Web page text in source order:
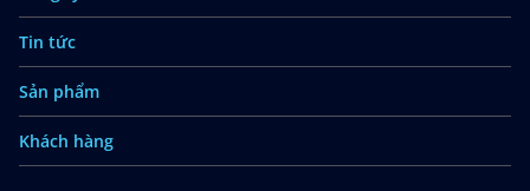
Tin tức
Sản phẩm
Khách hàng